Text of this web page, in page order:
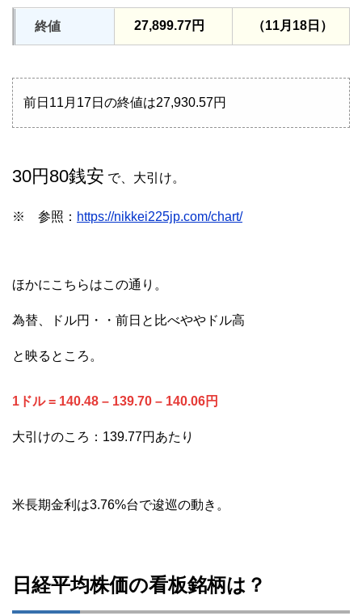
終値 27,899.77円 （11月18日）
前日11月17日の終値は27,930.57円
30円80銭安 で、大引け。
※ 参照： https://nikkei225jp.com/chart/
ほかにこちらはこの通り。
為替、ドル円・・前日と比べややドル高
と映るところ。
1ドル = 140.48 – 139.70 – 140.06円
大引けのころ：139.77円あたり
米長期金利は3.76%台で逡巡の動き。
日経平均株価の看板銘柄は？